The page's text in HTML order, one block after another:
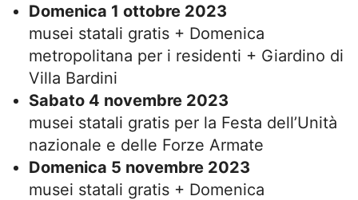
Domenica 1 ottobre 2023
musei statali gratis + Domenica
metropolitana per i residenti + Giardino di
Villa Bardini
Sabato 4 novembre 2023
musei statali gratis per la Festa dell’Unità
nazionale e delle Forze Armate
Domenica 5 novembre 2023
musei statali gratis + Domenica